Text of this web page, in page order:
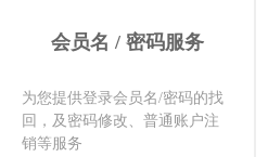
会员名 / 密码服务
为您提供登录会员名/密码的找
回，及密码修改、普通账户注
销等服务